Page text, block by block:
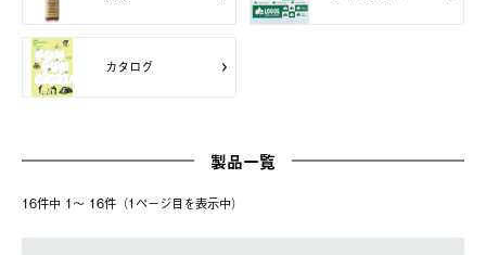
カタログ
製品一覧
16件中 1〜 16件（1ページ⽬を表⽰中）